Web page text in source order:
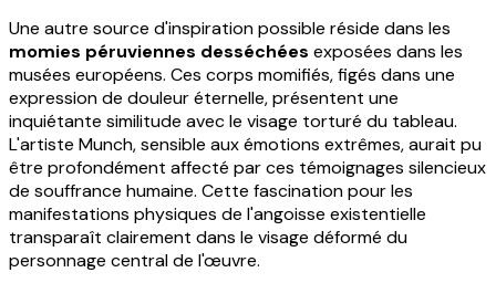
Une autre source d'inspiration possible réside dans les
momies péruviennes desséchées exposées dans les
musées européens. Ces corps momifiés, figés dans une
expression de douleur éternelle, présentent une
inquiétante similitude avec le visage torturé du tableau.
L'artiste Munch, sensible aux émotions extrêmes, aurait pu
être profondément affecté par ces témoignages silencieux
de souffrance humaine. Cette fascination pour les
manifestations physiques de l'angoisse existentielle
transparaît clairement dans le visage déformé du
personnage central de l'œuvre.